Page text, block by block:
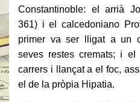
Constantinoble: el arrià
361) i el calcedoniano
primer va ser lligat a un
seves restes cremats; i el
carrers i llançat a el foc,
el de la pròpia Hipatia.